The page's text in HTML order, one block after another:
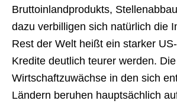
Bruttoinlandprodukts,
dazu verbilligen sich natürlich die
Rest der Welt heißt ein starker
Kredite deutlich teurer werden. Die
Wirtschaftzuwächse in den sich
Ländern beruhen hauptsächlich